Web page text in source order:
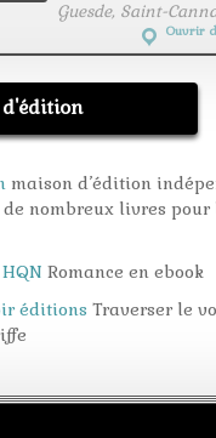
Guesde, Saint-
Ouvrir
maison d’édition
nombreux livres pour
Romance en ebook
éditions Traverser le